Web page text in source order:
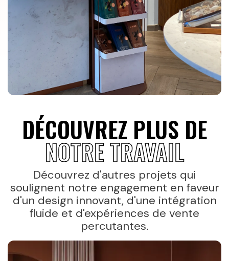
DÉCOUVREZ PLUS DE
NOTRE TRAVAIL
Découvrez d'autres projets qui
soulignent notre engagement en faveur
d'un design innovant, d'une intégration
fluide et d'expériences de vente
percutantes.